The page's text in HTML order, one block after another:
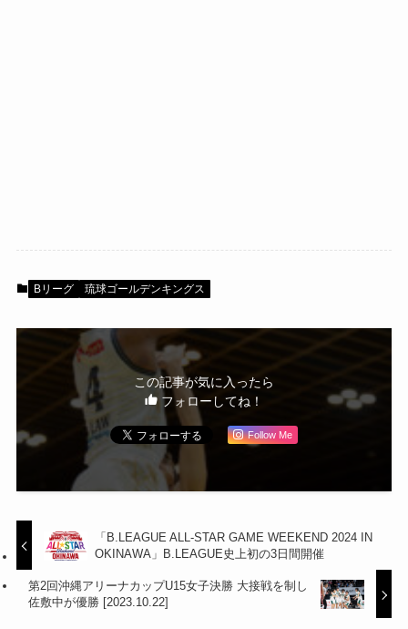
Bリーグ 琉球ゴールデンキングス
この記事が気に入ったら
フォローしてね！
Follow Me
「B.LEAGUE ALL-STAR GAME WEEKEND 2024 IN
OKINAWA」B.LEAGUE史上初の3日間開催
第2回沖縄アリーナカップU15女子決勝 大接戦を制し
佐敷中が優勝 [2023.10.22]